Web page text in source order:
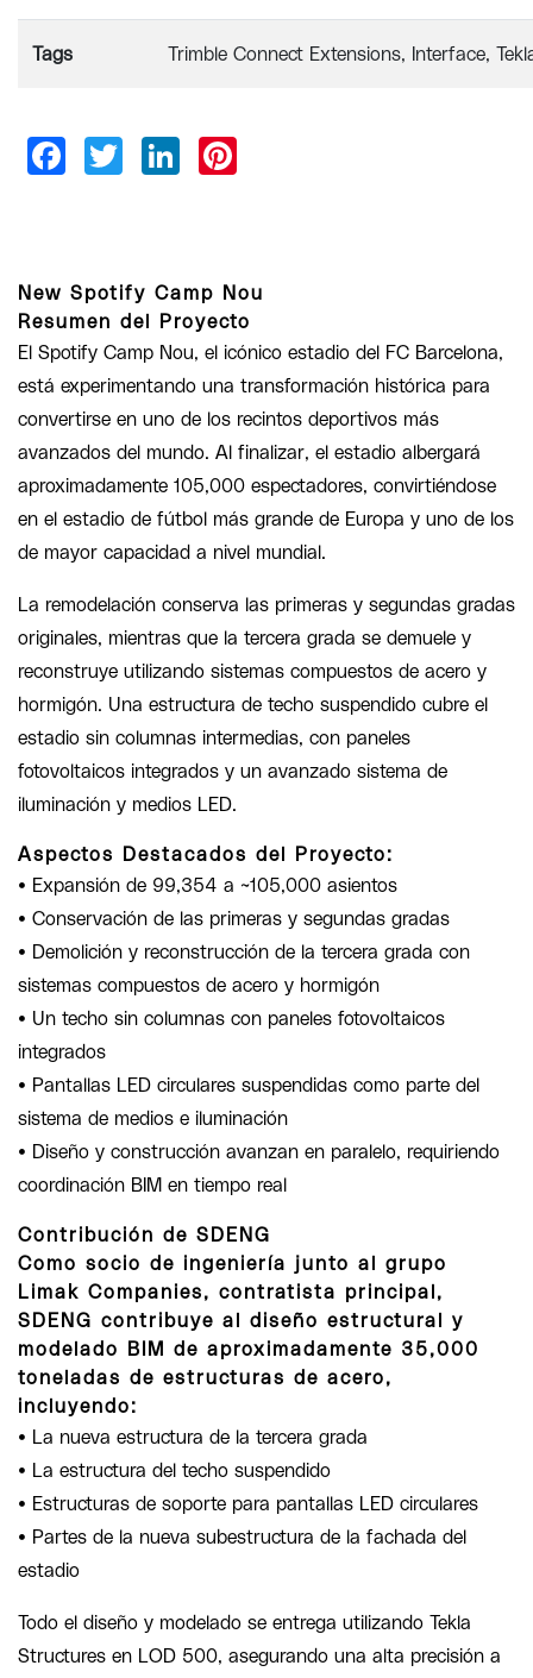
Tags Trimble Connect Extensions Interface
New Spotify Camp Nou
Resumen del Proyecto
El Spotify Camp Nou, el icónico estadio del FC Barcelona,
está experimentando una transformación histórica para
convertirse en uno de los recintos deportivos más
avanzados del mundo. Al finalizar, el estadio albergará
aproximadamente 105,000 espectadores, convirtiéndose
en el estadio de fútbol más grande de Europa y uno de los
de mayor capacidad a nivel mundial.
La remodelación conserva las primeras y segundas gradas
originales, mientras que la tercera grada se demuele y
reconstruye utilizando sistemas compuestos de acero y
hormigón. Una estructura de techo suspendido cubre el
estadio sin columnas intermedias, con paneles
fotovoltaicos integrados y un avanzado sistema de
iluminación y medios LED.
Aspectos Destacados del Proyecto:
• Expansión de 99,354 a ~105,000 asientos
• Conservación de las primeras y segundas gradas
• Demolición y reconstrucción de la tercera grada con
sistemas compuestos de acero y hormigón
• Un techo sin columnas con paneles fotovoltaicos
integrados
• Pantallas LED circulares suspendidas como parte del
sistema de medios e iluminación
• Diseño y construcción avanzan en paralelo, requiriendo
coordinación BIM en tiempo real
Contribución de SDENG
Como socio de ingeniería junto al grupo
Limak Companies, contratista principal,
SDENG contribuye al diseño estructural y
modelado BIM de aproximadamente 35,000
toneladas de estructuras de acero,
incluyendo:
• La nueva estructura de la tercera grada
• La estructura del techo suspendido
• Estructuras de soporte para pantallas LED circulares
• Partes de la nueva subestructura de la fachada del
estadio
Todo el diseño y modelado se entrega utilizando Tekla
Structures en LOD 500, asegurando una alta precisión a